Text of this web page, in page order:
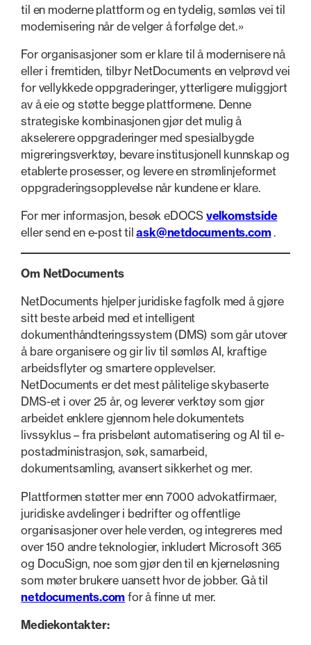
til en moderne plattform og en tydelig, sømløs vei til
modernisering når de velger å forfølge det.»
For organisasjoner som er klare til å modernisere nå
eller i fremtiden, tilbyr NetDocuments en velprøvd vei
for vellykkede oppgraderinger, ytterligere muliggjort
av å eie og støtte begge plattformene. Denne
strategiske kombinasjonen gjør det mulig å
akselerere oppgraderinger med spesialbygde
migreringsverktøy, bevare institusjonell kunnskap og
etablerte prosesser, og levere en strømlinjeformet
oppgraderingsopplevelse når kundene er klare.
For mer informasjon, besøk eDOCS velkomstside
eller send en e-post tilask@netdocuments.com.
Om NetDocuments
NetDocuments hjelper juridiske fagfolk med å gjøre
sitt beste arbeid med et intelligent
dokumenthåndteringssystem (DMS) som går utover
å bare organisere og gir liv til sømløs AI, kraftige
arbeidsflyter og smartere opplevelser.
NetDocuments er det mest pålitelige skybaserte
DMS-et i over 25 år, og leverer verktøy som gjør
arbeidet enklere gjennom hele dokumentets
livssyklus – fra prisbelønt automatisering og AI til e-
postadministrasjon, søk, samarbeid,
dokumentsamling, avansert sikkerhet og mer.
Plattformen støtter mer enn 7000 advokatfirmaer,
juridiske avdelinger i bedrifter og offentlige
organisasjoner over hele verden, og integreres med
over 150 andre teknologier, inkludert Microsoft 365
og DocuSign, noe som gjør den til en kjerneløsning
som møter brukere uansett hvor de jobber. Gå til
netdocuments.com for å finne ut mer.
Mediekontakter: